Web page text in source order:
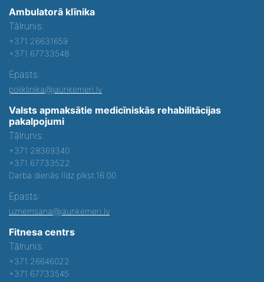
Ambulatorā klīnika
Tālrunis:
+371 26631659
+371 67733548
Epasts:
poliklinika@jaunkemeri.lv
Valsts apmaksātie medicīniskās rehabilitācijas
pakalpojumi
Tālrunis:
+371 28369340
+371 67733522
Darba dienās līdz plkst.16:00
Epasts:
uznemsana@jaunkemeri.lv
Fitnesa centrs
Tālrunis:
+371 26646022
+371 67733545